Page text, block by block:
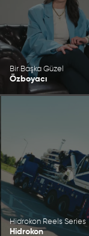
Bir Başka Güzel
Özboyacı
Hidrokon Reels Series
Hidrokon